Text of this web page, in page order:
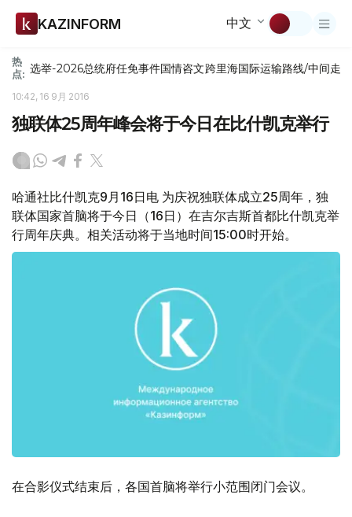
KAZINFORM 中文
热
点: 选举-2026总统府任免事件国情咨文跨里海国际运输路线/中间走廊
10:42, 16 9月 2016
独联体25周年峰会将于今日在比什凯克举行
哈通社比什凯克9月16日电 为庆祝独联体成立25周年，独
联体国家首脑将于今日（16日）在吉尔吉斯首都比什凯克举
行周年庆典。相关活动将于当地时间15:00时开始。
在合影仪式结束后，各国首脑将举行小范围闭门会议。